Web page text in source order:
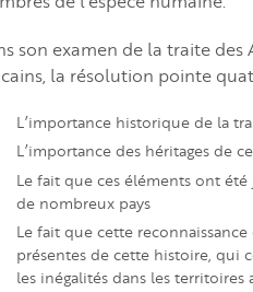
son examen de la traite des
la résolution pointe
L’importance historique de la
L’importance des héritages de
Le fait que ces éléments ont
de nombreux pays
Le fait que cette
présentes de cette histoire, qui
les inégalités dans les territoires